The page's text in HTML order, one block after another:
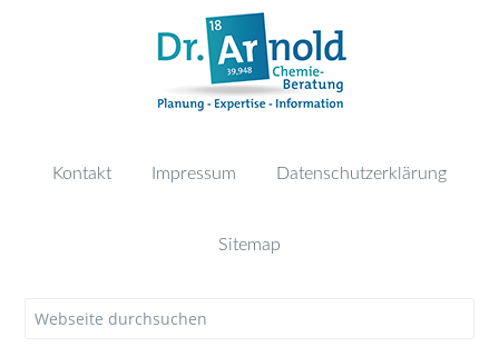
Kontakt Impressum Datenschutzerklärung
Sitemap